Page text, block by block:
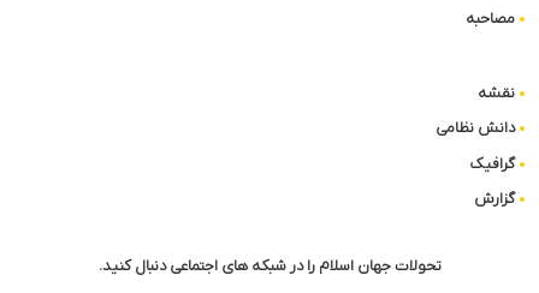
مصاحبه
نقشه
دانش نظامی
گرافیک
گزارش
تحولات جهان اسلام را در شبکه های اجتماعی دنبال کنید.